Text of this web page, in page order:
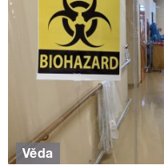
Věda